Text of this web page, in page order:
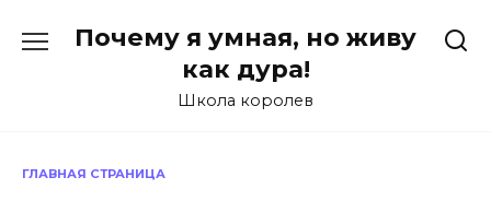
Почему я умная, но живу
как дура!
Школа королев
ГЛАВНАЯ СТРАНИЦА